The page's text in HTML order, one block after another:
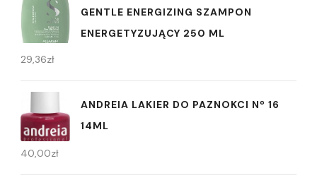
GENTLE ENERGIZING SZAMPON
ENERGETYZUJĄCY 250 ML
29,36zł
ANDREIA LAKIER DO PAZNOKCI Nº 16
14ML
40,00zł